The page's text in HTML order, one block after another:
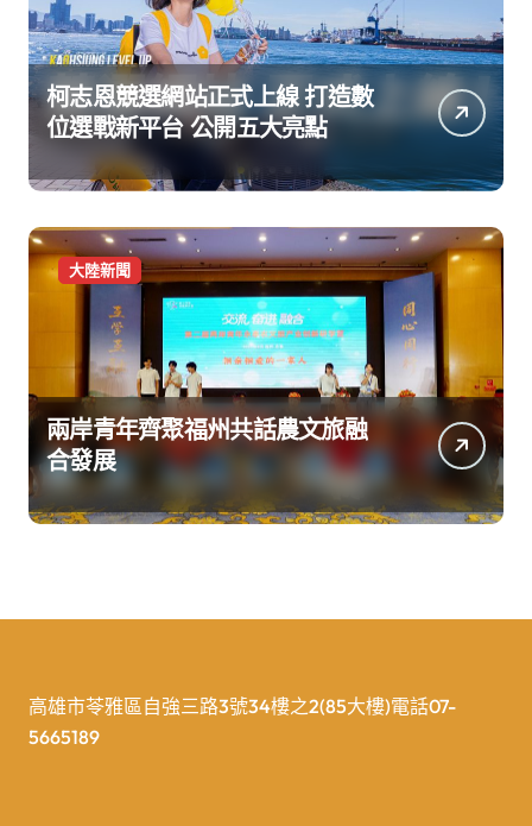
柯志恩競選網站正式上線 打造數
位選戰新平台 公開五大亮點
大陸新聞
兩岸青年齊聚福州共話農文旅融
合發展
高雄市苓雅區自強三路3號34樓之2(85大樓)電話07-
5665189